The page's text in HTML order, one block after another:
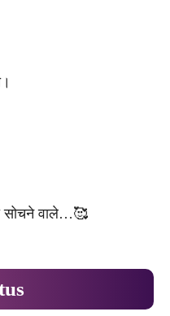
सोचने वाले…🥰